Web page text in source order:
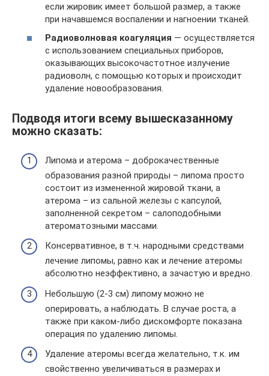
если жировик имеет большой размер, а также
при начавшемся воспалении и нагноении тканей.
Радиоволновая коагуляция — осуществляется
с использованием специальных приборов,
оказывающих высокочастотное излучение
радиоволн, с помощью которых и происходит
удаление новообразования.
Подводя итоги всему вышесказанному
можно сказать:
Липома и атерома – доброкачественные
образования разной природы – липома просто
состоит из измененной жировой ткани, а
атерома – из сальной железы с капсулой,
заполненной секретом – салоподобными
атероматозными массами.
Консервативное, в т.ч. народными средствами
лечение липомы, равно как и лечение атеромы
абсолютно неэффективно, а зачастую и вредно.
Небольшую (2-3 см) липому можно не
оперировать, а наблюдать. В случае роста, а
также при каком-либо дискомфорте показана
операция по удалению липомы.
Удаление атеромы всегда желательно, т.к. им
свойственно увеличиваться в размерах и